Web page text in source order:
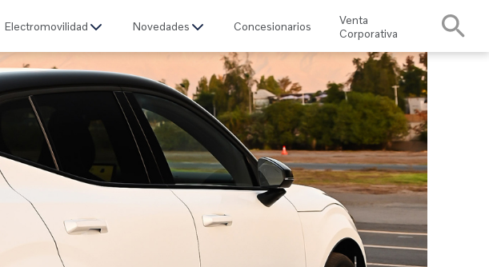
Electromovilidad Novedades Concesionarios
Venta
Corporativa